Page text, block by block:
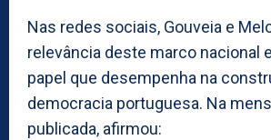
Nas redes sociais, Gouveia e
relevância deste marco nacional
papel que desempenha na
democracia portuguesa. Na
publicada, afirmou: